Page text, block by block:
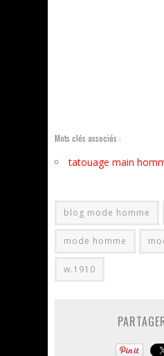
Mots clés associés :
tatouage main
blog mode homme
mode homme
w.1910